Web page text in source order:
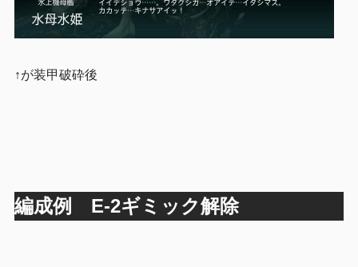
↑が装甲破砕後
編成例 E-2ギミック解除